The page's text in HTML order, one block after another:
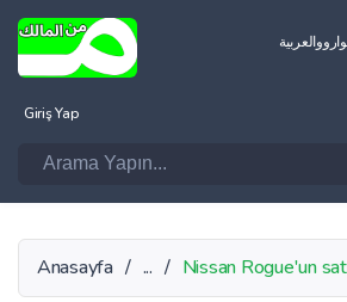
العربية
Giriş Yap
Anasayfa / ... / Nissan Rogue'un